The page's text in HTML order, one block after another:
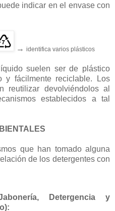
indicar en el envase con
→ identifica varios plásticos
suelen ser de plástico
y fácilmente reciclable. Los
reutilizar devolviéndolos al
establecidos a tal
que han tomado alguna
de los detergentes con
Detergencia y